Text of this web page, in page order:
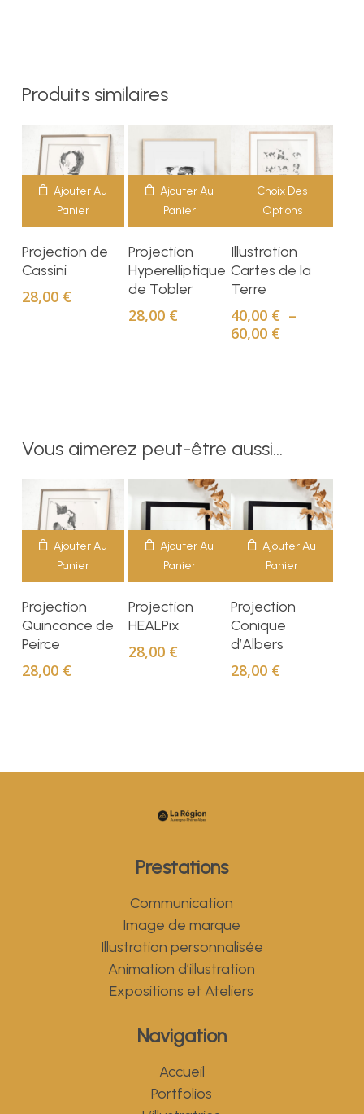
Produits similaires
Ajouter Au
Panier
Projection de
Cassini
28,00 €
Ajouter Au
Panier
Projection
Hyperelliptique
de Tobler
28,00 €
Choix Des
Options
produit
a
variations.
sur
la
page
du
produit
Illustration
Cartes de la
Terre
40,00 € –
60,00 €Plage
Vous aimerez peut-être aussi…
Ajouter Au
Panier
Projection
Quinconce de
Peirce
28,00 €
Ajouter Au
Panier
Projection
HEALPix
28,00 €
Ajouter Au
Panier
Projection
Conique
d’Albers
28,00 €
Prestations
Communication
Image de marque
Illustration personnalisée
Animation d’illustration
Expositions et Ateliers
Navigation
Accueil
Portfolios